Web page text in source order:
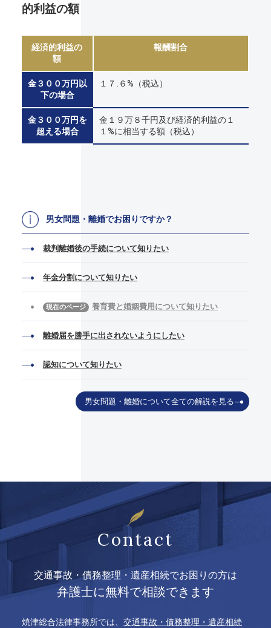
的利益の額
経済的利益の
額
報酬割合
金３００万円以
下の場合
１７.６%（税込）
金３００万円を
超える場合
金１９万８千円及び経済的利益の１
１%に相当する額（税込）
男女問題・離婚でお困りですか？
裁判離婚後の手続について知りたい
年金分割について知りたい
養育費と婚姻費用について知りたい
離婚届を勝手に出されないようにしたい
認知について知りたい
男女問題・離婚について全ての解説を見る
Contact
交通事故・債務整理・遺産相続でお困りの方は
弁護士に無料で相談できます
焼津総合法律事務所では、 交通事故・債務整理・遺産相続